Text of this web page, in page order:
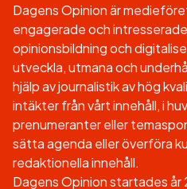
Dagens Opinion är
engagerade och
opinionsbildning och
utveckla, utmana och
hjälp av journalistik av hög
intäkter från vårt innehåll, i
prenumeranter eller
sätta agenda eller överföra
redaktionella innehåll.
Dagens Opinion startades år